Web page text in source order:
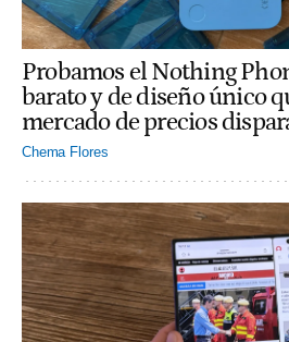
Probamos el Nothing
barato y de diseño único
mercado de precios
Chema Flores